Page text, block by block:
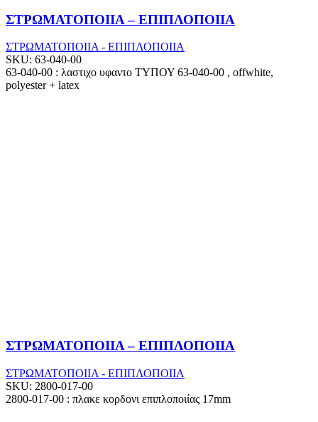
ΣΤΡΩΜΑΤΟΠΟΙΙΑ – ΕΠΙΠΛΟΠΟΙΙΑ
ΣΤΡΩΜΑΤΟΠΟΙΙΑ - ΕΠΙΠΛΟΠΟΙΙΑ
SKU: 63-040-00
63-040-00 : λαστιχο υφαντο ΤΥΠΟΥ 63-040-00 , offwhite,
polyester + latex
ΣΤΡΩΜΑΤΟΠΟΙΙΑ – ΕΠΙΠΛΟΠΟΙΙΑ
ΣΤΡΩΜΑΤΟΠΟΙΙΑ - ΕΠΙΠΛΟΠΟΙΙΑ
SKU: 2800-017-00
2800-017-00 : πλακε κορδονι επιπλοποιίας 17mm